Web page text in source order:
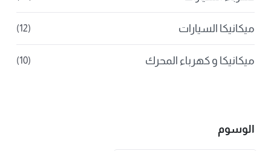
ميكانيكا السيارات (12)
ميكانيكا و كهرباء المحرك (10)
الوسوم